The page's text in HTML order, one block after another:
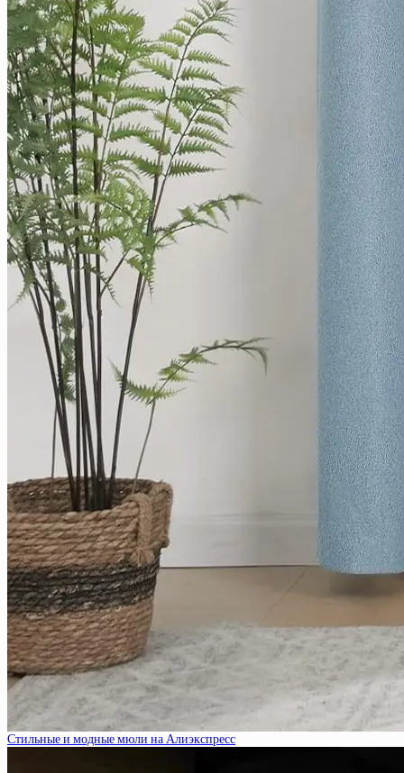
Стильные и модные мюли на Алиэкспресс